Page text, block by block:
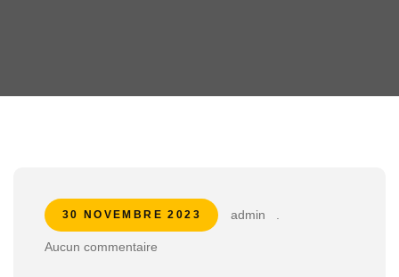
30 NOVEMBRE 2023 admin
Aucun commentaire